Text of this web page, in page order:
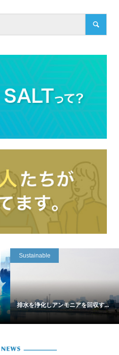
Sustainable
排水を浄化しアンモニアを回収す...